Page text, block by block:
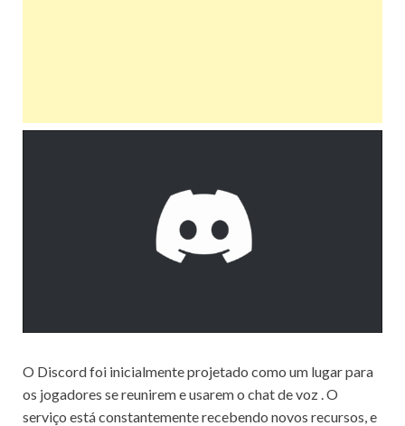
O Discord foi inicialmente projetado como um lugar para
os jogadores se reunirem e usaremo chat de voz .O
serviço está constantemente recebendo novos recursos, e